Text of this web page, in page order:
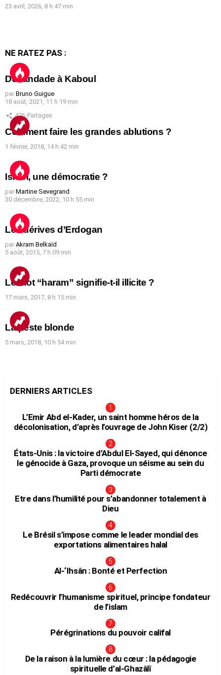
23 avril, 2026, 8 h 47 min
NE RATEZ PAS :
Débandade à Kaboul
par Bruno Guigue
18 août, 2021, 11 h 19 min
476 Partages
Comment faire les grandes ablutions ?
1 février, 2018, 14 h 42 min
Israël, une démocratie ?
par Martine Sevegrand
30 décembre, 2022, 10 h 55 min
Les dérives d’Erdogan
par Akram Belkaïd
5 août, 2015, 7 h 09 min
Le mot “haram” signifie-t-il illicite ?
17 mars, 2017, 8 h 15 min
La peste blonde
5 mars, 2018, 10 h 54 min
DERNIERS ARTICLES
L’Emir Abd el-Kader, un saint homme héros de la
décolonisation, d’après l’ouvrage de John Kiser (2/2)
États-Unis : la victoire d’Abdul El-Sayed, qui dénonce
le génocide à Gaza, provoque un séisme au sein du
Parti démocrate
Etre dans l’humilité pour s’abandonner totalement à
Dieu
Le Brésil s’impose comme le leader mondial des
exportations alimentaires halal
Al-‘Ihsân : Bonté et Perfection
Redécouvrir l’humanisme spirituel, principe fondateur
de l’islam
Pérégrinations du pouvoir califal
De la raison à la lumière du cœur : la pédagogie
spirituelle d’al-Ghazâlî